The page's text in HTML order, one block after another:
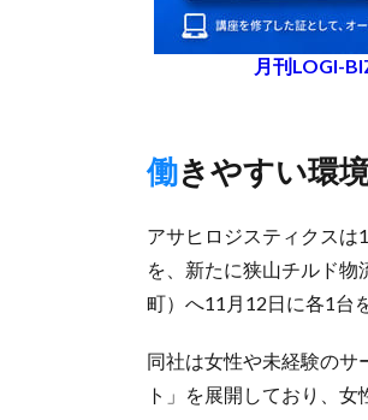
月刊LOGI-
働きやすい環
アサヒロジスティクスは
を、新たに狭山チルド
町）へ11月12日に各1台
同社は女性や未経験のサ
ト」を展開しており、